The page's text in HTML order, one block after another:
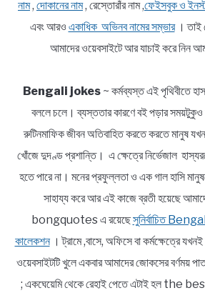
নাম, দোকানের নাম, রেস্তোরাঁর নাম ,ফেইসবুক ও
এবং আরও একাধিক অভিনব নামের সম্ভার। তাই
আমাদের ওয়েবসাইটে আর যাচাই করে নিন
Bengali jokes~ কর্মব্যস্ত এই পৃথিবীতে
বললে চলে। ব্যস্ততার কারণে বই পড়ার
রুটিনমাফিক জীবন অতিবাহিত করতে করতে মানুষ
খোঁজে দুদণ্ড প্রশান্তি। এ ক্ষেত্রে নির্ভেজাল
হতে পারে না। মনের প্রফুল্লতা ও এক গাল হাসি
সাহায্য করে আর এই কাজে ব্রতী হয়েছে
bongquotes এ রয়েছেসুনির্বাচিত
কালেকশন। ট্রামে ,বাসে, অফিসে বা কর্মক্ষেত্রে
ওয়েবসাইটটি খুলে একবার আমাদের জোকসের বর্ণময়
; একঘেয়েমি থেকে রেহাই পেতে এটাই হল